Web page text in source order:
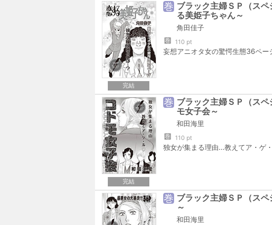
完結
巻 ブラック主婦ＳＰ（ス
る美姫子ちゃん～
角田佳子
巻 110 pt
完結
巻 ブラック主婦ＳＰ（ス
モ女子会～
和田海里
巻 110 pt
巻 ブラック主婦ＳＰ（ス
～
和田海里